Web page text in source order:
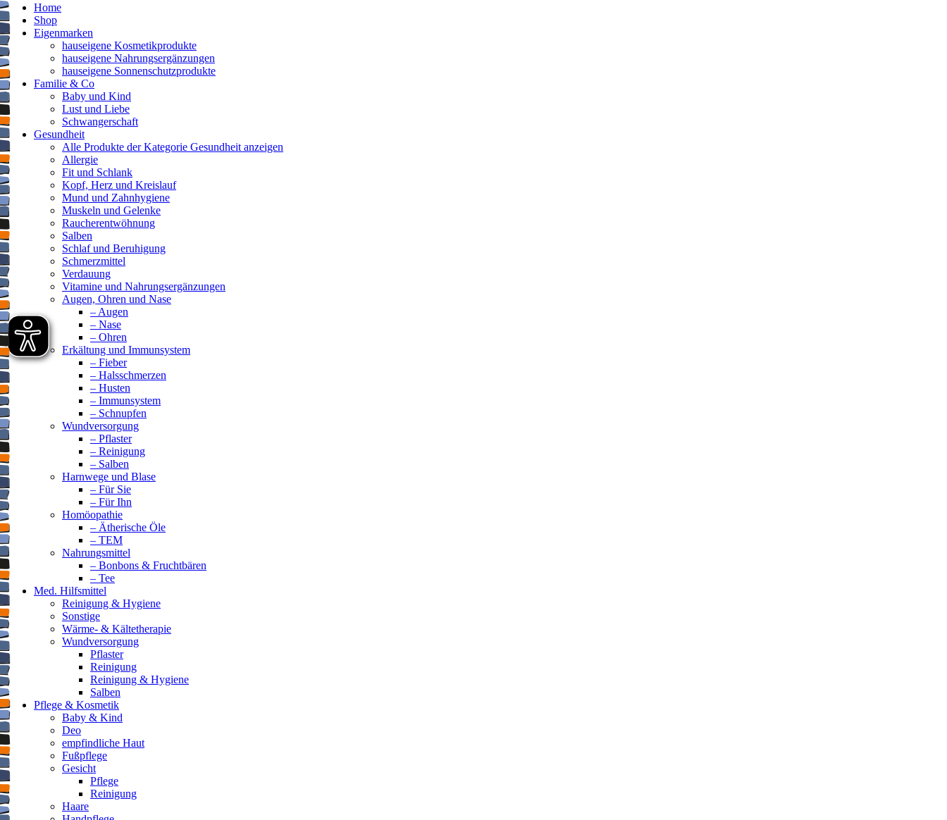
Home
Shop
Eigenmarken
hauseigene Kosmetikprodukte
hauseigene Nahrungsergänzungen
hauseigene Sonnenschutzprodukte
Familie & Co
Baby und Kind
Lust und Liebe
Schwangerschaft
Gesundheit
Alle Produkte der Kategorie Gesundheit anzeigen
Allergie
Fit und Schlank
Kopf, Herz und Kreislauf
Mund und Zahnhygiene
Muskeln und Gelenke
Raucherentwöhnung
Salben
Schlaf und Beruhigung
Schmerzmittel
Verdauung
Vitamine und Nahrungsergänzungen
Augen, Ohren und Nase
– Augen
– Nase
– Ohren
Erkältung und Immunsystem
– Fieber
– Halsschmerzen
– Husten
– Immunsystem
– Schnupfen
Wundversorgung
– Pflaster
– Reinigung
– Salben
Harnwege und Blase
– Für Sie
– Für Ihn
Homöopathie
– Ätherische Öle
– TEM
Nahrungsmittel
– Bonbons & Fruchtbären
– Tee
Med. Hilfsmittel
Reinigung & Hygiene
Sonstige
Wärme- & Kältetherapie
Wundversorgung
Pflaster
Reinigung
Reinigung & Hygiene
Salben
Pflege & Kosmetik
Baby & Kind
Deo
empfindliche Haut
Fußpflege
Gesicht
Pflege
Reinigung
Haare